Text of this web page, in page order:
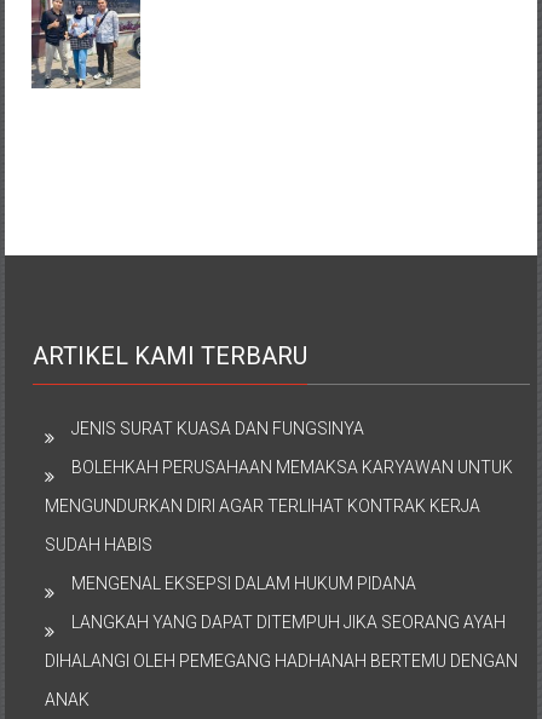
ARTIKEL KAMI TERBARU
JENIS SURAT KUASA DAN FUNGSINYA
BOLEHKAH PERUSAHAAN MEMAKSA KARYAWAN UNTUK
MENGUNDURKAN DIRI AGAR TERLIHAT KONTRAK KERJA
SUDAH HABIS
MENGENAL EKSEPSI DALAM HUKUM PIDANA
LANGKAH YANG DAPAT DITEMPUH JIKA SEORANG AYAH
DIHALANGI OLEH PEMEGANG HADHANAH BERTEMU DENGAN
ANAK